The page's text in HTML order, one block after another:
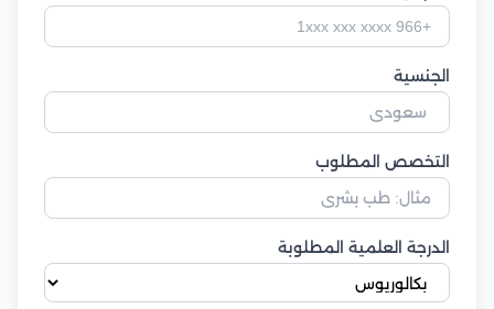
الجنسية
التخصص المطلوب
الدرجة العلمية المطلوبة